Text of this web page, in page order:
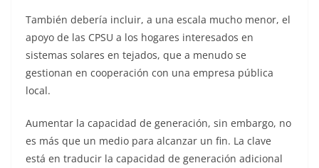
También debería incluir, a una escala mucho menor, el
apoyo de las CPSU a los hogares interesados en
sistemas solares en tejados, que a menudo se
gestionan en cooperación con una empresa pública
local.
Aumentar la capacidad de generación, sin embargo, no
es más que un medio para alcanzar un fin. La clave
está en traducir la capacidad de generación adicional